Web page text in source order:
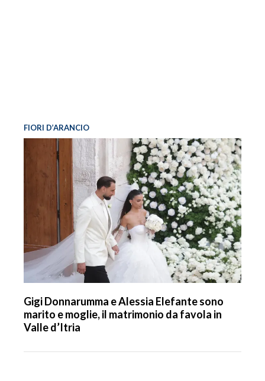
FIORI D’ARANCIO
Gigi Donnarumma e Alessia Elefante sono
marito e moglie, il matrimonio da favola in
Valle d’Itria